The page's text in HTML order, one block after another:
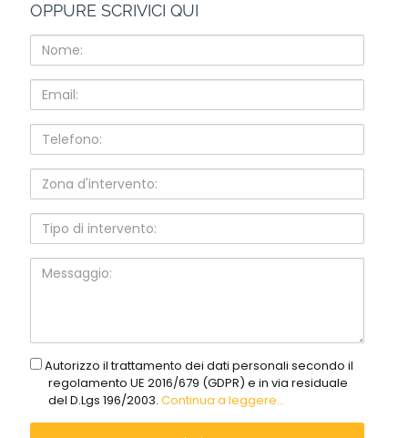
OPPURE SCRIVICI QUI
Nome:
Email:
Telefono:
Zona
d'intervento:
Tipo
intervento:
Messaggio:
gdprAutorizzo il trattamento dei dati personali secondo il
regolamento UE 2016/679 (GDPR) e in via residuale
del D.Lgs 196/2003. Continua a leggere...